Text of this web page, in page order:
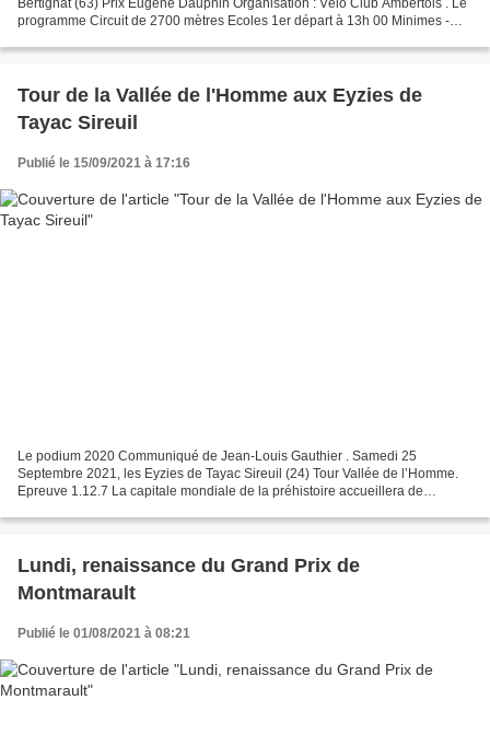
Bertignat (63) Prix Eugène Dauphin Organisation : Vélo Club Ambertois . Le
programme Circuit de 2700 mètres Ecoles 1er départ à 13h 00 Minimes -
Tour de la Vallée de l'Homme aux Eyzies de
Tayac Sireuil
Publié le 15/09/2021 à 17:16
Le podium 2020 Communiqué de Jean-Louis Gauthier . Samedi 25
Septembre 2021, les Eyzies de Tayac Sireuil (24) Tour Vallée de l’Homme.
Epreuve 1.12.7 La capitale mondiale de la préhistoire accueillera de
Lundi, renaissance du Grand Prix de
Montmarault
Publié le 01/08/2021 à 08:21